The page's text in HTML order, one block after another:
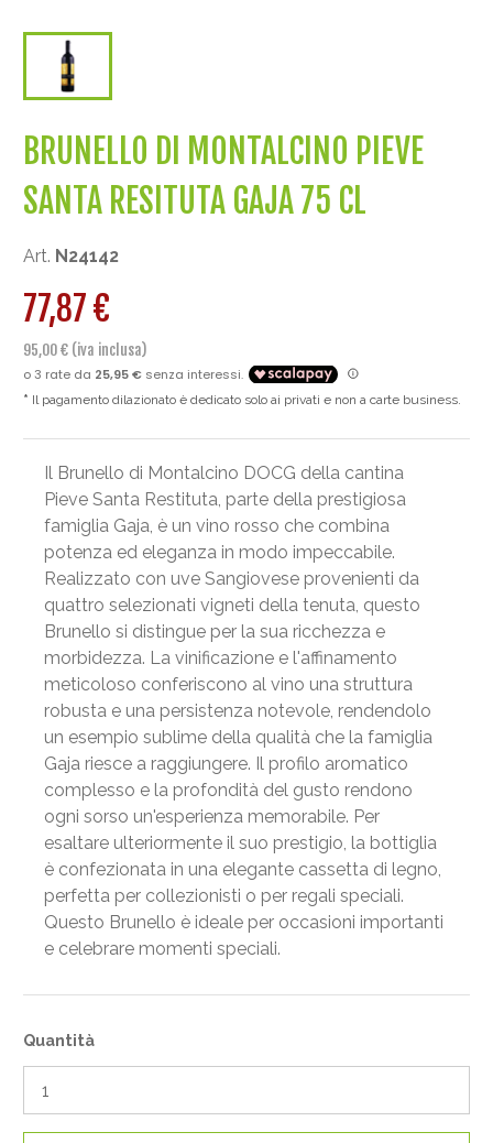
BRUNELLO DI MONTALCINO PIEVE
SANTA RESITUTA GAJA 75 CL
Art. N24142
77,87 €
95,00 € (iva inclusa)
Il pagamento dilazionato è dedicato solo ai privati e non a carte business.
Il Brunello di Montalcino DOCG della cantina
Pieve Santa Restituta, parte della prestigiosa
famiglia Gaja, è un vino rosso che combina
potenza ed eleganza in modo impeccabile.
Realizzato con uve Sangiovese provenienti da
quattro selezionati vigneti della tenuta, questo
Brunello si distingue per la sua ricchezza e
morbidezza. La vinificazione e l'affinamento
meticoloso conferiscono al vino una struttura
robusta e una persistenza notevole, rendendolo
un esempio sublime della qualità che la famiglia
Gaja riesce a raggiungere. Il profilo aromatico
complesso e la profondità del gusto rendono
ogni sorso un'esperienza memorabile. Per
esaltare ulteriormente il suo prestigio, la bottiglia
è confezionata in una elegante cassetta di legno,
perfetta per collezionisti o per regali speciali.
Questo Brunello è ideale per occasioni importanti
e celebrare momenti speciali.
Quantità